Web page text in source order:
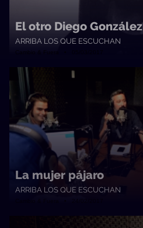
El otro Diego González
ARRIBA LOS QUE ESCUCHAN
Cambio & Fuera • 05/03/2017
La mujer pájaro
ARRIBA LOS QUE ESCUCHAN